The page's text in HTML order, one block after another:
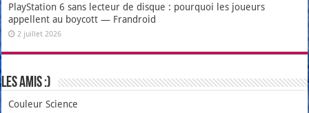
PlayStation 6 sans lecteur de disque : pourquoi les joueurs
appellent au boycott — Frandroid
2 juillet 2026
Les amis :)
Couleur Science